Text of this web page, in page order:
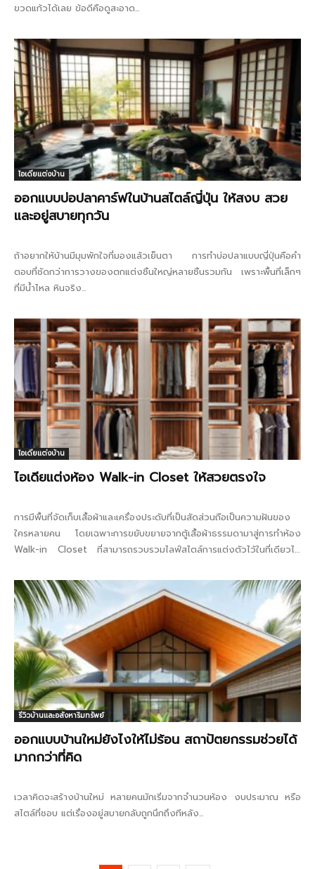
ขวดแก้วได้เลย ข้อดีคือดูสะอาด...
ไอเดียแต่งบ้าน
ออกแบบบ่อปลาคาร์ฟในบ้านสไตล์ญี่ปุ่น ให้สงบ สวย
และอยู่สบายทุกวัน
ถ้าอยากให้บ้านมีมุมพักใจที่มองแล้วเย็นตา การทำบ่อปลาแบบญี่ปุ่นคือคำ
ตอบที่ชัดกว่าการวางของตกแต่งชิ้นใหญ่หลายชิ้นรวมกัน เพราะพื้นที่เล็กๆ
ที่มีน้ำไหล หินจริง...
ไอเดียแต่งบ้าน
ไอเดียแต่งห้อง Walk-in Closet ให้สวยตรงใจ
การมีพื้นที่จัดเก็บเสื้อผ้าและเครื่องประดับที่เป็นสัดส่วนถือเป็นความฝันของ
ใครหลายคน โดยเฉพาะการขยับขยายจากตู้เสื้อผ้าธรรมดามาสู่การทำห้อง
Walk-in Closet ที่สามารถรวบรวมไลฟ์สไตล์การแต่งตัวไว้ในที่เดียวได้
รีวิวบ้านและอสังหาริมทรัพย์
ออกแบบบ้านใหม่ยังไงให้ไม่ร้อน สถาปัตยกรรมช่วยได้
มากกว่าที่คิด
เวลาคิดจะสร้างบ้านใหม่ หลายคนมักเริ่มจากจำนวนห้อง งบประมาณ หรือ
สไตล์ที่ชอบ แต่เรื่องอยู่สบายกลับถูกนึกถึงทีหลัง...